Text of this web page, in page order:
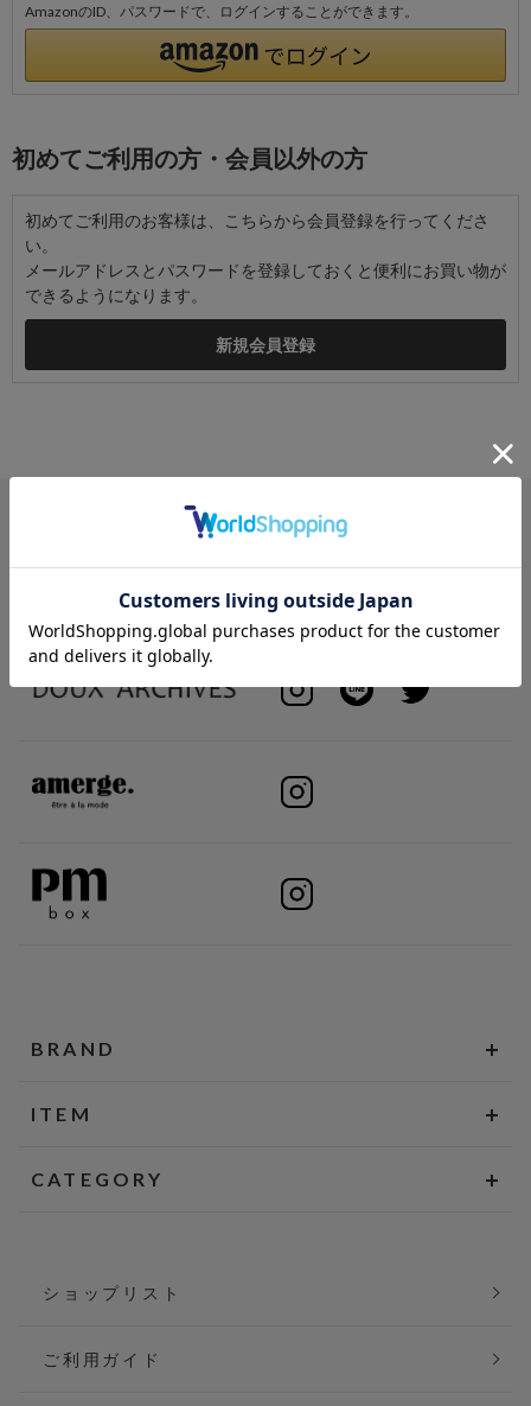
AmazonのID、パスワードで、ログインすることができます。
初めてご利用の方・会員以外の方
初めてご利用のお客様は、こちらから会員登録を行ってくださ
い。
メールアドレスとパスワードを登録しておくと便利にお買い物が
できるようになります。
BRAND
ITEM
CATEGORY
ショップリスト
ご利用ガイド